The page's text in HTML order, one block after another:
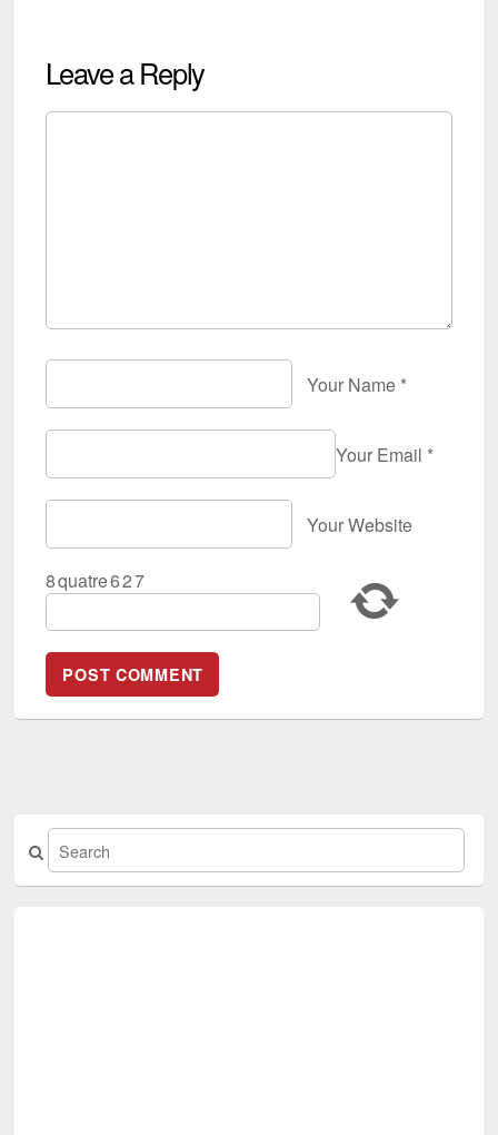
Leave a Reply
Your Name *
Your Email *
Your Website
8quatre627